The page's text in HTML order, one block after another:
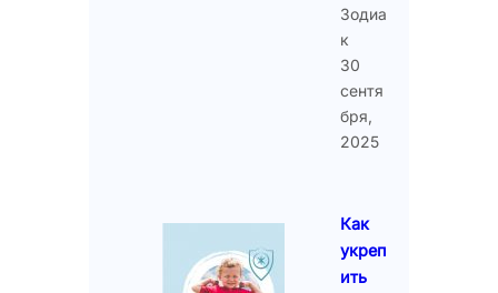
Зодиа
к
30
сентя
бря,
2025
Как
укреп
ить